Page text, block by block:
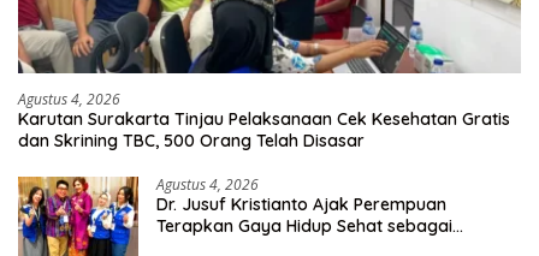
Agustus 4, 2026
Karutan Surakarta Tinjau Pelaksanaan Cek Kesehatan Gratis
dan Skrining TBC, 500 Orang Telah Disasar
Agustus 4, 2026
Dr. Jusuf Kristianto Ajak Perempuan
Terapkan Gaya Hidup Sehat sebagai